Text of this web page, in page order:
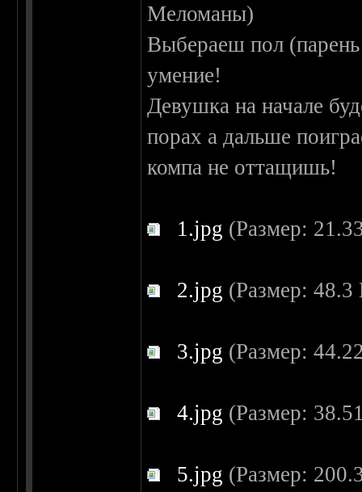
Меломаны)
Выбераеш пол
умение!
Девушка на начале
порах а дальше
компа не оттащишь!
1.jpg (Размер:
2.jpg (Размер: 48.3
3.jpg (Размер:
4.jpg (Размер:
5.jpg (Размер: